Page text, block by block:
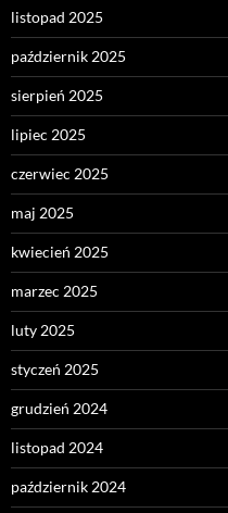
listopad 2025
październik 2025
sierpień 2025
lipiec 2025
czerwiec 2025
maj 2025
kwiecień 2025
marzec 2025
luty 2025
styczeń 2025
grudzień 2024
listopad 2024
październik 2024